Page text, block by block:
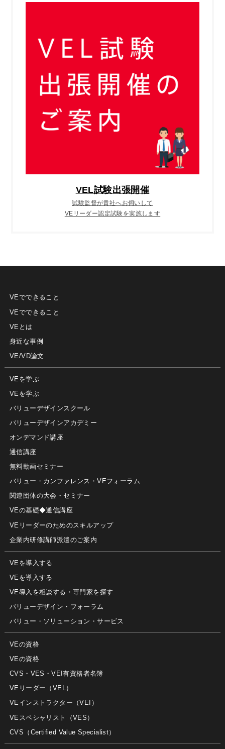
VEL試験出張開催
試験監督が貴社へお伺いして
VEリーダー認定試験を実施します
VEでできること
VEでできること
VEとは
身近な事例
VE/VD論文
VEを学ぶ
VEを学ぶ
バリューデザインスクール
バリューデザインアカデミー
オンデマンド講座
通信講座
無料動画セミナー
バリュー・カンファレンス・VEフォーラム
関連団体の大会・セミナー
VEの基礎◆通信講座
VEリーダーのためのスキルアップ
企業内研修講師派遣のご案内
VEを導入する
VEを導入する
VE導入を相談する・専門家を探す
バリューデザイン・フォーラム
バリュー・ソリューション・サービス
VEの資格
VEの資格
CVS・VES・VEI有資格者名簿
VEリーダー（VEL）
VEインストラクター（VEI）
VEスペシャリスト（VES）
CVS（Certified Value Specialist）